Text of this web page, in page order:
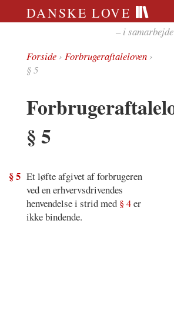
DANSKE LOVE
– i
Forside› Forbrugeraftaleloven›
§ 5
§ 5
§ 5 Et løfte afgivet af forbrugeren
ved en erhvervsdrivendes
henvendelse i strid med § 4er
ikke bindende.